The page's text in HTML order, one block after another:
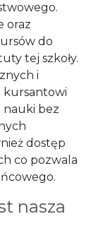
oraz
do
tej szkoły.
i
kursantowi
nauki bez
dostęp
co pozwala
nasza